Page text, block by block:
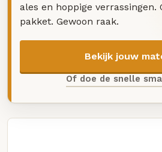
ales en hoppige verrassingen.
pakket. Gewoon raak.
Bekijk jouw
Of doe de snelle